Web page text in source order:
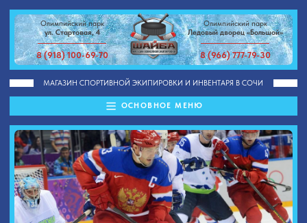
Олимпийский парк
ул. Стартовая, 4
Олимпийский парк
Ледовый дворец «Большой»
МАГАЗИН СПОРТИВНОЙ ЭКИПИРОВКИ И ИНВЕНТАРЯ В СОЧИ
8 (918) 100-69-70 8 (966) 777-79-30